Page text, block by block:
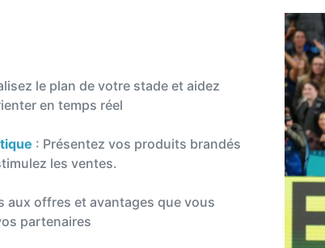
le plan de votre stade et aidez
en temps réel
: Présentez vos produits brandés
les ventes.
aux offres et avantages que vous
partenaires